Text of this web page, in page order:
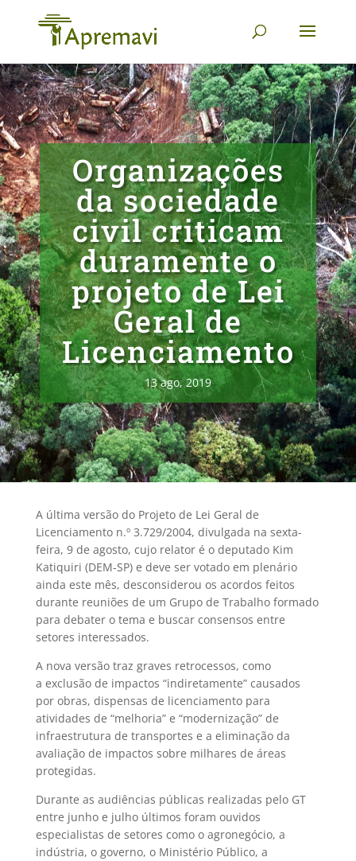
Organizações
da sociedade
civil criticam
duramente o
projeto de Lei
Geral de
Licenciamento
13 ago, 2019
A última versão do Projeto de Lei Geral de
Licenciamento n.º 3.729/2004, divulgada na sexta-
feira, 9 de agosto, cujo relator é o deputado Kim
Katiquiri (DEM-SP) e deve ser votado em plenário
ainda este mês, desconsiderou os acordos feitos
durante reuniões de um Grupo de Trabalho formado
para debater o tema e buscar consensos entre
setores interessados.
A nova versão traz graves retrocessos, como
a exclusão de impactos “indiretamente” causados
por obras, dispensas de licenciamento para
atividades de “melhoria” e “modernização” de
infraestrutura de transportes e a eliminação da
avaliação de impactos sobre milhares de áreas
protegidas.
Durante as audiências públicas realizadas pelo GT
entre junho e julho últimos foram ouvidos
especialistas de setores como o agronegócio, a
indústria, o governo, o Ministério Público, a